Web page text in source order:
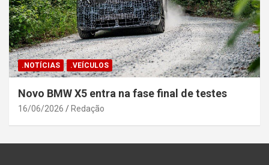
.NOTÍCIAS .VEÍCULOS
Novo BMW X5 entra na fase final de testes
16/06/2026 Redação